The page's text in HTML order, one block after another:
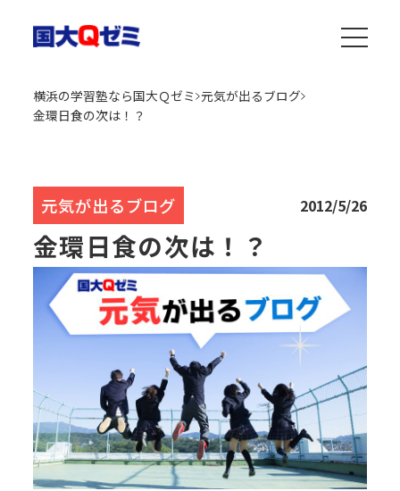
横浜の学習塾なら国大Ｑゼミ 元気が出るブログ
金環日食の次は！？
元気が出るブログ 2012/5/26
金環日食の次は！？